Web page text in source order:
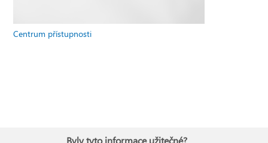
Centrum přístupnosti
Byly tyto informace užitečné?